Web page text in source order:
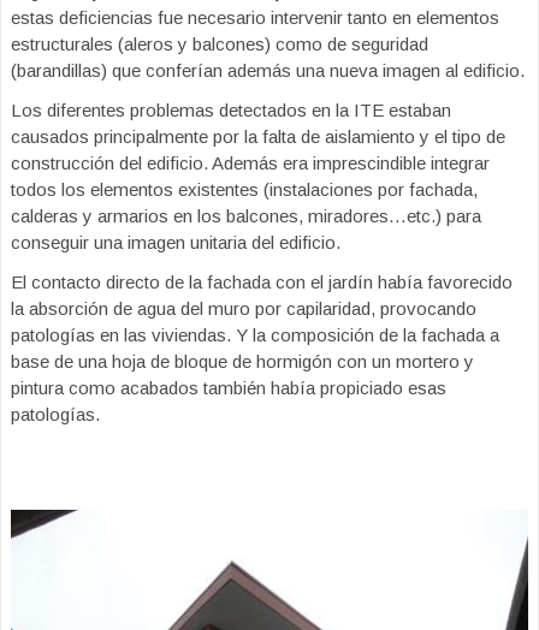
estas deficiencias fue necesario intervenir tanto en elementos
estructurales (aleros y balcones) como de seguridad
(barandillas) que conferían además una nueva imagen al edificio.
Los diferentes problemas detectados en la ITE estaban
causados principalmente por la falta de aislamiento y el tipo de
construcción del edificio. Además era imprescindible integrar
todos los elementos existentes (instalaciones por fachada,
calderas y armarios en los balcones, miradores…etc.) para
conseguir una imagen unitaria del edificio.
El contacto directo de la fachada con el jardín había favorecido
la absorción de agua del muro por capilaridad, provocando
patologías en las viviendas. Y la composición de la fachada a
base de una hoja de bloque de hormigón con un mortero y
pintura como acabados también había propiciado esas
patologías.